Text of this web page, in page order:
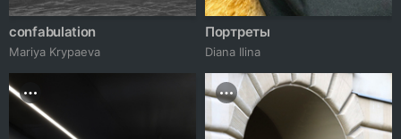
confabulation
Mariya Krypaeva
Портреты
Diana Ilina